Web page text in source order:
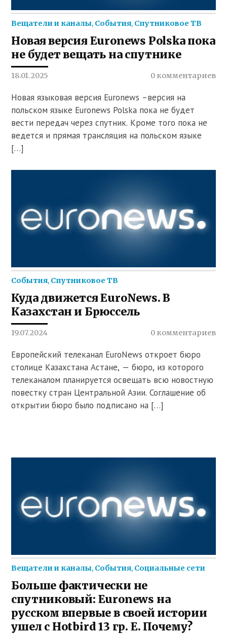
Вещатели и каналы, События, Спутниковое ТВ
Новая версия Euronews Polska пока
не будет вещать на спутнике
18.01.2025 0 комментариев
Новая языковая версия Euronews –версия на
польском языке Euronews Polska пока не будет
вести передач через спутник. Кроме того пока не
ведется и прямая трансляция на польском языке
[…]
События, Спутниковое ТВ
Куда движется EuroNews. В
Казахстан и Брюссель
19.07.2024 0 комментариев
Европейский телеканал EuroNews откроет бюро
столице Казахстана Астане, — бюро, из которого
телеканалом планируется освещать всю новостную
повестку стран Центральной Азии. Соглашение об
открытии бюро было подписано на […]
Вещатели и каналы, События, Социальные сети
Больше фактически не
спутниковый: Euronews на
русском впервые в своей истории
ушел с Hotbird 13 гр. Е. Почему?